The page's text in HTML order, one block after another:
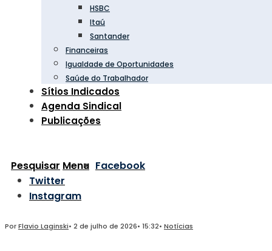
HSBC
Itaú
Santander
Financeiras
Igualdade de Oportunidades
Saúde do Trabalhador
Sítios Indicados
Agenda Sindical
Publicações
Pesquisar Menu Facebook
Twitter
Instagram
PorFlavio Laginski• 2 de julho de 2026• 15:32• Notícias